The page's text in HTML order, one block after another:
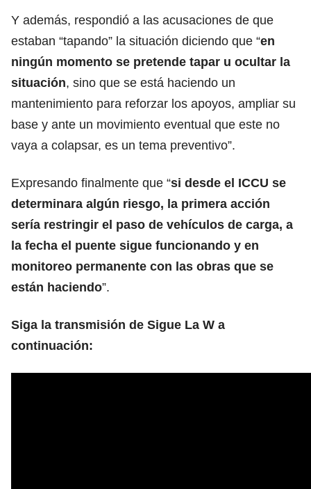
Y además, respondió a las acusaciones de que
estaban “tapando” la situación diciendo que “en
ningún momento se pretende tapar u ocultar la
situación, sino que se está haciendo un
mantenimiento para reforzar los apoyos, ampliar su
base y ante un movimiento eventual que este no
vaya a colapsar, es un tema preventivo”.
Expresando finalmente que “si desde el ICCU se
determinara algún riesgo, la primera acción
sería restringir el paso de vehículos de carga, a
la fecha el puente sigue funcionando y en
monitoreo permanente con las obras que se
están haciendo”.
Siga la transmisión de Sigue La W a
continuación: